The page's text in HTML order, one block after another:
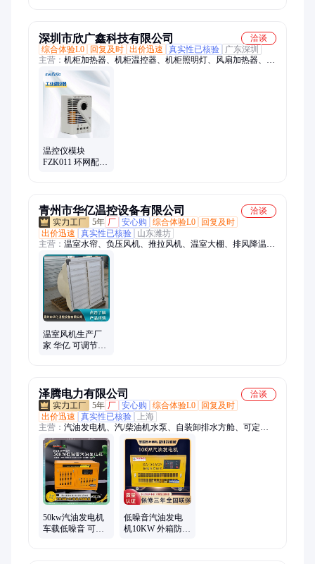
深圳市欣广鑫科技有限公司
洽谈
综合体验L0
回复及时 出价迅速 真实性已核验
广东深圳
主营： 机柜加热器、机柜温控器、机柜照明灯、风扇加热器、风
扇过滤器、气密装置
温控仪模块
FZK011 环网配电
青州市华亿温控设备有限公司
洽谈
5年 厂 安心购 综合体验L0
回复及时
出价迅速
真实性已核验
山东潍坊
主营： 温室水帘、负压风机、推拉风机、温室大棚、排风降温设
备
温室风机生产厂
家 华亿 可调节温
泽腾电力有限公司
洽谈
5年 厂 安心购 综合体验L0
回复及时
出价迅速
真实性已核验
上海
主营： 汽油发电机、汽/柴油机水泵、自装卸排水方舱、可定制
排烟管、应急电源、柴油发电机、发电电焊机、数码变频发电
机、静音发电机、移动照明灯
50kw汽油发电机
车载低噪音 可定
低噪音汽油发电
机10KW 外箱防风